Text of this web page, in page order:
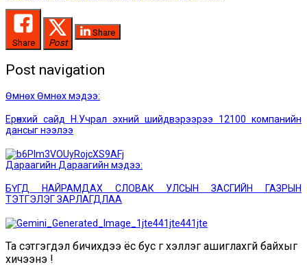
Share Post
Share
Post navigation
ӨмнөхӨмнөх мэдээ:
Ерөнхий сайд Н.Учрал эхний шийдвэрээрээ 12100 компанийн
дансыг нээлээ
Дараагийн Дараагийн мэдээ:
БҮГД НАЙРАМДАХ СЛОВАК УЛСЫН ЗАСГИЙН ГАЗРЫН
ТЭТГЭЛЭГ ЗАРЛАГДЛАА
Та сэтгэгдэл бичихдээ ёс бус үг хэллэг ашиглахгүй байхыг
хичээнэ үү!